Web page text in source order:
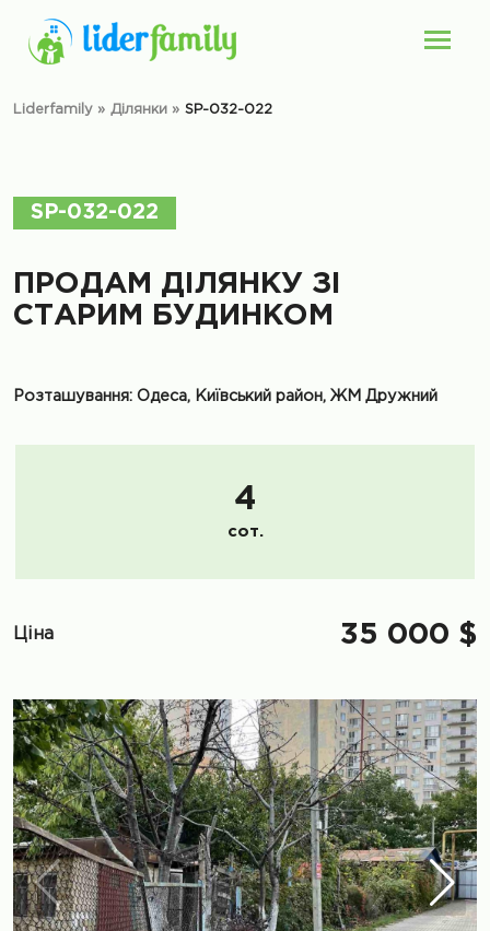
Liderfamily » Ділянки » SP-032-022
SP-032-022
ПРОДАМ ДІЛЯНКУ ЗІ
СТАРИМ БУДИНКОМ
Розташування: Одеса, Київський район, ЖМ Дружний
4
сот.
Ціна 35 000 $